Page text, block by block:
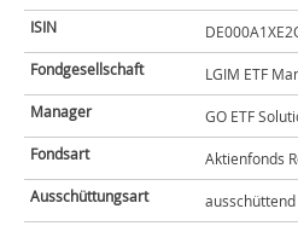
ISIN
Fondgesellschaft
LGIM ETF
Manager
GO ETF
Fondsart
Aktienfonds
Ausschüttungsart
ausschüttend